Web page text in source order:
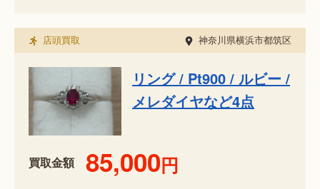
店頭買取 神奈川県横浜市都筑区
リング / Pt900 / ルビー /
メレダイヤなど4点
買取金額 85,000円